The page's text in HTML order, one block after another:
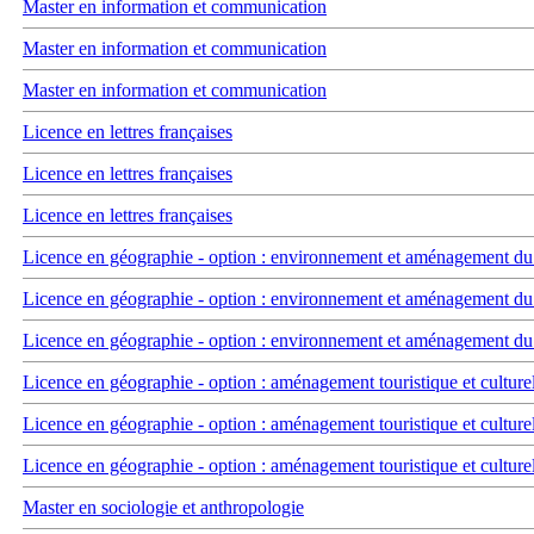
Master en information et communication
Master en information et communication
Master en information et communication
Licence en lettres françaises
Licence en lettres françaises
Licence en lettres françaises
Licence en géographie - option : environnement et aménagement
Licence en géographie - option : environnement et aménagement
Licence en géographie - option : environnement et aménagement
Licence en géographie - option : aménagement touristique et culturel
Licence en géographie - option : aménagement touristique et culturel
Licence en géographie - option : aménagement touristique et culturel
Master en sociologie et anthropologie